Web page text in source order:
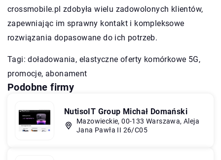
crossmobile.pl zdobyła wielu zadowolonych klientów,
zapewniając im sprawny kontakt i kompleksowe
rozwiązania dopasowane do ich potrzeb.
Tagi: doładowania, elastyczne oferty komórkowe 5G,
promocje, abonament
Podobne firmy
NutisoIT Group Michał Domański
Mazowieckie, 00-133 Warszawa, Aleja
Jana Pawła II 26/C05